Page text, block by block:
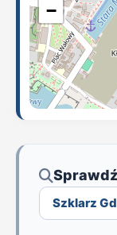
−
Szklarz